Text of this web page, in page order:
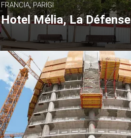
FRANCIA, PARIGI
Hotel Mélia, La Défense